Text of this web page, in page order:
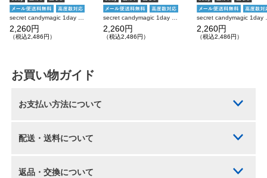
secret candymagic 1day ラメグレー 20枚入り シークレットキャンディーマジック カラコン
2,260円
（税込2,486円）
secret candymagic 1day ラメベージュ 20枚入り シークレットキャンディーマジック カラコン
2,260円
（税込2,486円）
secret
2,260円
（税込2,486円）
お買い物ガイド
お支払い方法について
配送・送料について
返品・交換について